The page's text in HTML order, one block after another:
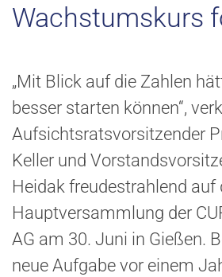
Wachstumskurs
„Mit Blick auf die Zahlen
besser starten können“,
Aufsichtsratsvorsitzender
Keller und
Heidak freudestrahlend auf
Hauptversammlung der
AG am 30. Juni in Gießen.
neue Aufgabe vor einem